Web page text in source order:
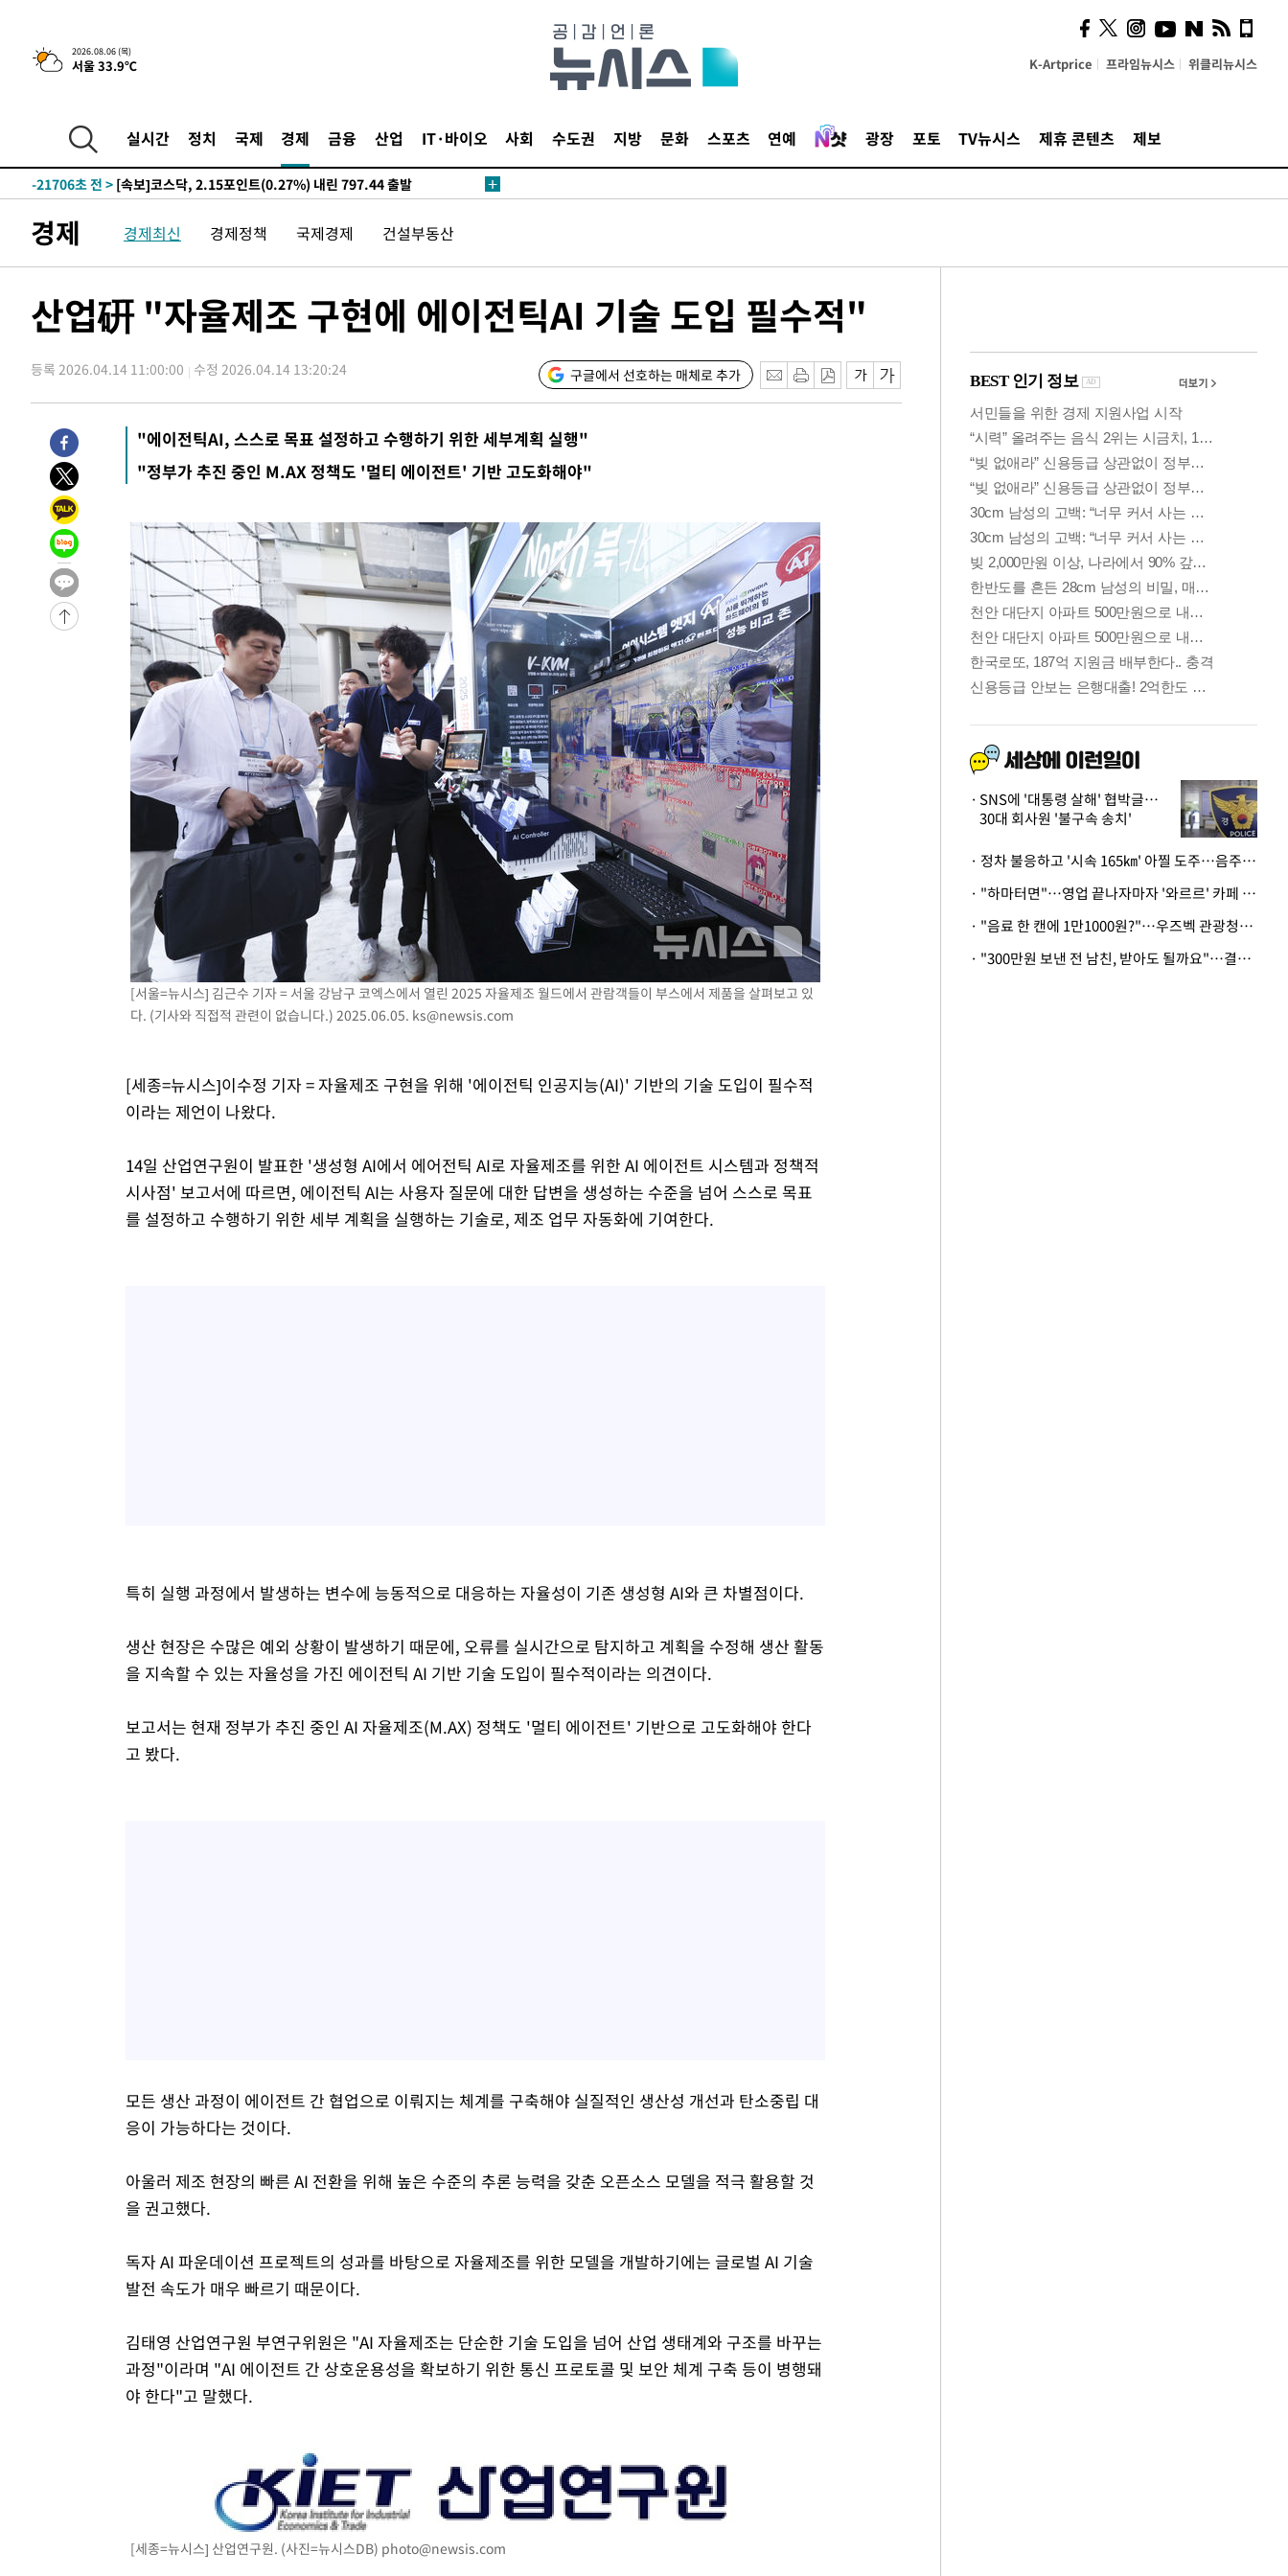
2026.08.06 (목)
서울 33.9℃ K-Artprice 프라임뉴시스 위클리뉴시스
실시간 정치 국제 경제 금융 산업 IT·바이오 사회 수도권 지방 문화 스포츠 연예 광장 포토 TV뉴시스 제휴 콘텐츠 제보
-27126초 전 >[속보]경찰, '홍명보 선임 논란' 대한축구협회·축구회관 등 압수수
색-26513초 전 >[속보]산업장관 "美무역법 제301조 과잉생산 결과 발표 8월 중 예
-25578초 전 >
[속보]전남광주 초대 시민추천 부시장에 백승주·윤난실
-23139초 전 >
-21706초 전 > [속보]코스닥, 2.15포인트(0.27%) 내린 797.44 출발
-18136초 전 >
6월 경상수지 497.3억 달러…두 달 연속 사상 최대
-18087초 전 >서울 낮 39도 '폭염중대경보'…40도 관측 가능성도
-7622초 전 >[속보] 호르무즈 해협 이란-오만 협상 기대속 뉴욕증시 혼조 마감 다
임 3년 인터뷰
2시간 전 >[속보] "이란-오만, 호르무즈 해협 통행 항로 합의" 이란 외무부 대변인
-31951초 전 >트럼프, 한국계 진보 주지사 후보 맹공…"공산주의가 최대 위협"
-31929초 전 >
"美간섭에 합의 지연"…트럼프, '이란 호르무즈 통제권' 수용할까
-28449초 전 >
[속보]산업장관 "李정부, 원전 반대 안해…안정 전력 위해 불가피"
-27146초 전 >
[속보]경찰, '홍명보 선임 논란' 대한축구협회·축구회관 등 압수수
-26533초 전 >
-26326초 전 >
[속보]코스피 매도사이드카 발동…4%대 급락
-25598초 전 >
[속보]전남광주 초대 시민추천 부시장에 백승주·윤난실
-23159초 전 >
서울 열대야 15일째 지속…비공식 '초열대야' 30도 넘어
-21726초 전 >
[속보]코스닥, 2.15포인트(0.27%) 내린 797.44 출발
[속보]코스피, 119.51포인트(1.81%) 내린 6478.75 개장
6월 경상수지 497.3억 달러…두 달 연속 사상 최대
서울 낮 39도 '폭염중대경보'…40도 관측 가능성도
미 워싱턴주 스포캔 시의 통제불능 3개 산불, 방화선 일부 구축
[속보] 호르무즈 해협 이란-오만 협상 기대속 뉴욕증시 혼조 마감 다
[속보] 이란 대통령 "지금 최고지도자와 소통하기가 매우 어려워" 취
[속보] "이란-오만, 호르무즈 해협 통행 항로 합의" 이란 외무부 대변인
경제 경제최신 경제정책 국제경제 건설부동산
산업硏 "자율제조 구현에 에이전틱AI 기술 도입 필수적"
등록 2026.04.14 11:00:00 수정 2026.04.14 13:20:24 구글에서 선호하는 매체로 추가
"에이전틱AI, 스스로 목표 설정하고 수행하기 위한 세부계획 실행"
"정부가 추진 중인 M.AX 정책도 '멀티 에이전트' 기반 고도화해야"
[서울=뉴시스] 김근수 기자 = 서울 강남구 코엑스에서 열린 2025 자율제조 월드에서 관람객들이 부스에서 제품을 살펴보고 있
다. (기사와 직접적 관련이 없습니다.) 2025.06.05. ks@newsis.com
[세종=뉴시스]이수정 기자 = 자율제조 구현을 위해 '에이전틱 인공지능(AI)' 기반의 기술 도입이 필수적
이라는 제언이 나왔다.
14일 산업연구원이 발표한 '생성형 AI에서 에어전틱 AI로 자율제조를 위한 AI 에이전트 시스템과 정책적
시사점' 보고서에 따르면, 에이전틱 AI는 사용자 질문에 대한 답변을 생성하는 수준을 넘어 스스로 목표
를 설정하고 수행하기 위한 세부 계획을 실행하는 기술로, 제조 업무 자동화에 기여한다.
특히 실행 과정에서 발생하는 변수에 능동적으로 대응하는 자율성이 기존 생성형 AI와 큰 차별점이다.
생산 현장은 수많은 예외 상황이 발생하기 때문에, 오류를 실시간으로 탐지하고 계획을 수정해 생산 활동
을 지속할 수 있는 자율성을 가진 에이전틱 AI 기반 기술 도입이 필수적이라는 의견이다.
보고서는 현재 정부가 추진 중인 AI 자율제조(M.AX) 정책도 '멀티 에이전트' 기반으로 고도화해야 한다
고 봤다.
모든 생산 과정이 에이전트 간 협업으로 이뤄지는 체계를 구축해야 실질적인 생산성 개선과 탄소중립 대
응이 가능하다는 것이다.
아울러 제조 현장의 빠른 AI 전환을 위해 높은 수준의 추론 능력을 갖춘 오픈소스 모델을 적극 활용할 것
을 권고했다.
독자 AI 파운데이션 프로젝트의 성과를 바탕으로 자율제조를 위한 모델을 개발하기에는 글로벌 AI 기술
발전 속도가 매우 빠르기 때문이다.
김태영 산업연구원 부연구위원은 "AI 자율제조는 단순한 기술 도입을 넘어 산업 생태계와 구조를 바꾸는
과정"이라며 "AI 에이전트 간 상호운용성을 확보하기 위한 통신 프로토콜 및 보안 체계 구축 등이 병행돼
야 한다"고 말했다.
[세종=뉴시스] 산업연구원. (사진=뉴시스DB) photo@newsis.com
계…'고급 가요'의 주체적
영토
SNS에 '대통령 살해' 협박글…
30대 회사원 '불구속 송치'
· 정차 불응하고 '시속 165㎞' 아찔 도주…음주운전자 체포
· "하마터면"…영업 끝나자마자 '와르르' 카페 테라스 덮친 대리석 외벽
· "음료 한 캔에 1만1000원?"…우즈벡 관광청까지 나섰다, 유튜버 폭로 후폭풍
· "300만원 보낸 전 남친, 받아도 될까요"…결혼 앞둔 예비신부의 뜻밖 고충